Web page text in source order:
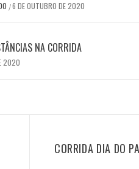
/6 DE OUTUBRO DE 2020
NA CORRIDA
2020
CORRIDA DIA DO